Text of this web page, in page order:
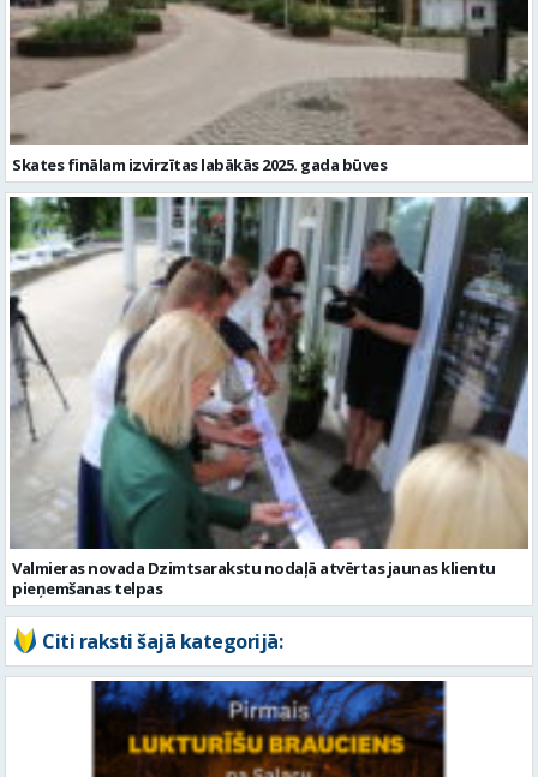
Skates finālam izvirzītas labākās 2025. gada būves
Valmieras novada Dzimtsarakstu nodaļā atvērtas jaunas klientu
pieņemšanas telpas
Citi raksti šajā kategorijā: